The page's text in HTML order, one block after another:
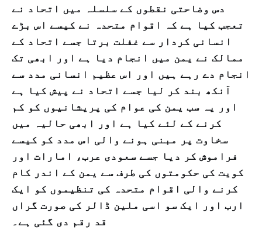
دس وضاحتی نقطوں کے سلسلہ میں اتحاد نے
تعجب کیا ہے کہ اقوام متحدہ نے کیسے اس بڑے
انسانی کردار سے غفلت برتا جسے اتحاد کے
ممالک نے یمن میں انجام دیا ہے اور ابھی تک
انجام دے رہے ہیں اور اس عظیم انسانی مدد سے
آنکھ بند کر لیا جسے اتحاد نے پیش کیا ہے
اور یہ سب یمن کی عوام کی پریشانیوں کو کم
کرنے کے لئے کیا ہے اور ابھی حالیہ میں
سخاوت پر مبنی ہونے والی اس مدد کو کیسے
فراموش کر دیا جسے سعودی عرب، امارات اور
کویت کی حکومتوں کی طرف سے یمن کے اندر کام
کرنے والی اقوام متحدہ کی تنظیموں کو ایک
ارب اور ایک سو اسی ملین ڈالر کی صورت گراں
قد رقم دی گئی ہے۔